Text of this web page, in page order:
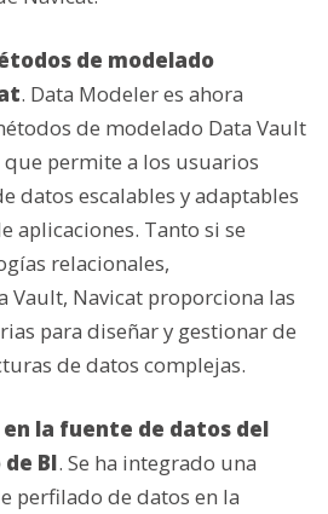
de modelado
. Data Modeler es ahora
de modelado Data Vault
permite a los usuarios
datos escalables y adaptables
aplicaciones. Tanto si se
relacionales,
Vault, Navicat proporciona las
para diseñar y gestionar de
de datos complejas.
la fuente de datos del
BI. Se ha integrado una
perfilado de datos en la